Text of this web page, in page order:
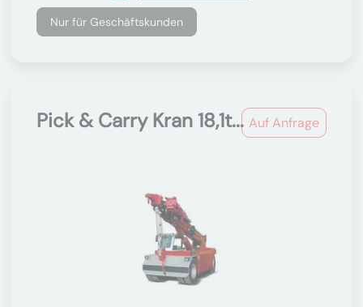
Nur für Geschäftskunden
Auf Anfrage
Pick & Carry Kran 18,1t...